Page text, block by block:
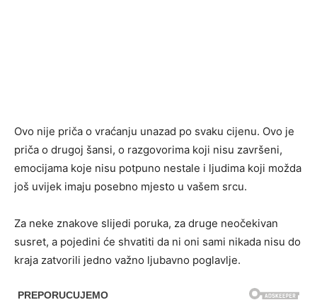
Ovo nije priča o vraćanju unazad po svaku cijenu. Ovo je
priča o drugoj šansi, o razgovorima koji nisu završeni,
emocijama koje nisu potpuno nestale i ljudima koji možda
još uvijek imaju posebno mjesto u vašem srcu.
Za neke znakove slijedi poruka, za druge neočekivan
susret, a pojedini će shvatiti da ni oni sami nikada nisu do
kraja zatvorili jedno važno ljubavno poglavlje.